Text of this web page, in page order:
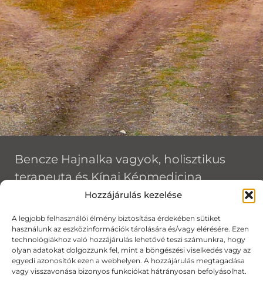
Hozzájárulás kezelése
A legjobb felhasználói élmény biztosítása érdekében sütiket
használunk az eszközinformációk tárolására és/vagy elérésére. Ezen
technológiákhoz való hozzájárulás lehetővé teszi számunkra, hogy
olyan adatokat dolgozzunk fel, mint a böngészési viselkedés vagy az
egyedi azonosítók ezen a webhelyen. A hozzájárulás megtagadása
vagy visszavonása bizonyos funkciókat hátrányosan befolyásolhat.
Bencze Hajnalka vagyok, holisztikus
terapeuta és Kínai Képmedicina
(Chinese Image Medicine) Level II
terapeuta, érzelmi és mentális
elakadások szakértője. Több mint 15
éves terapeutai tapasztalataim során
nagyon sokféle emberrel és